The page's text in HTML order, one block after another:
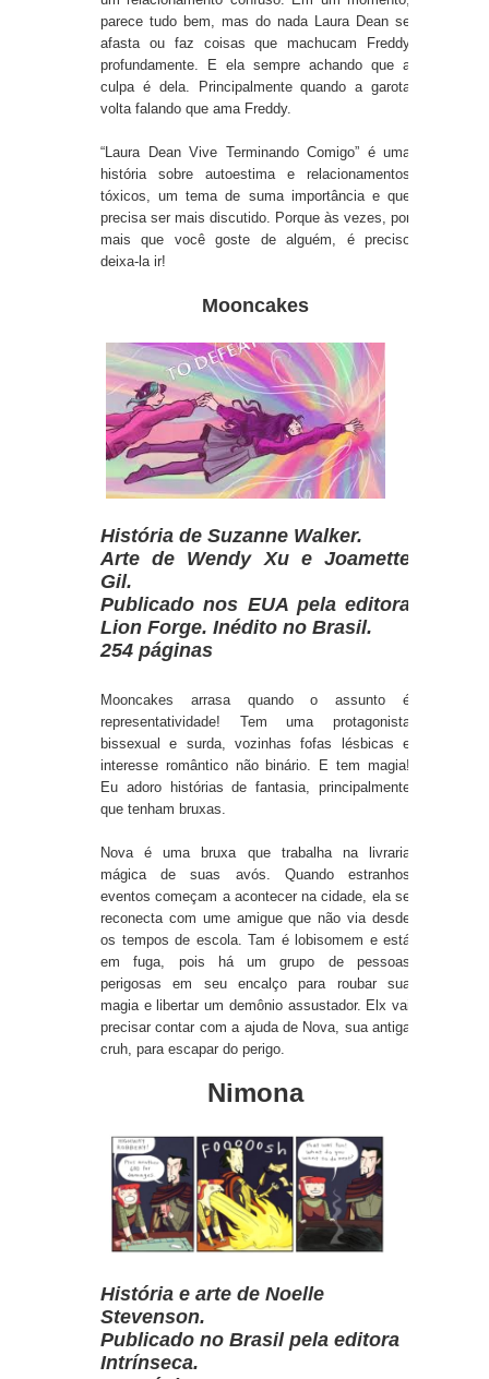
parece tudo bem, mas do nada Laura Dean se
afasta ou faz coisas que machucam Freddy
profundamente. E ela sempre achando que a
culpa é dela. Principalmente quando a garota
volta falando que ama Freddy.
“Laura Dean Vive Terminando Comigo” é uma
história sobre autoestima e relacionamentos
tóxicos, um tema de suma importância e que
precisa ser mais discutido. Porque às vezes, por
mais que você goste de alguém, é preciso
deixa-la ir!
Mooncakes
História de Suzanne Walker.
Arte de Wendy Xu e Joamette
Gil.
Publicado nos EUA pela editora
Lion Forge. Inédito no Brasil.
254 páginas
Mooncakes arrasa quando o assunto é
representatividade! Tem uma protagonista
bissexual e surda, vozinhas fofas lésbicas e
interesse romântico não binário. E tem magia!
Eu adoro histórias de fantasia, principalmente
que tenham bruxas.
Nova é uma bruxa que trabalha na livraria
mágica de suas avós. Quando estranhos
eventos começam a acontecer na cidade, ela se
reconecta com ume amigue que não via desde
os tempos de escola. Tam é lobisomem e está
em fuga, pois há um grupo de pessoas
perigosas em seu encalço para roubar sua
magia e libertar um demônio assustador. Elx vai
precisar contar com a ajuda de Nova, sua antiga
cruh, para escapar do perigo.
Nimona
História e arte de Noelle
Stevenson.
Publicado no Brasil pela editora
Intrínseca.